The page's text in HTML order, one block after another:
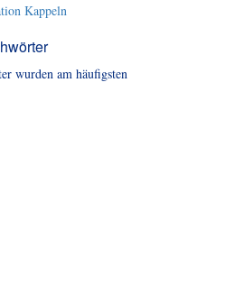
Kappeln
wurden am häufigsten